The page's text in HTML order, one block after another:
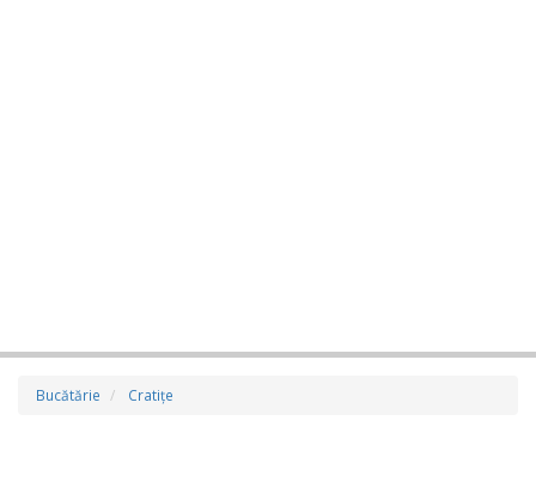
Bucătărie Cratiţe